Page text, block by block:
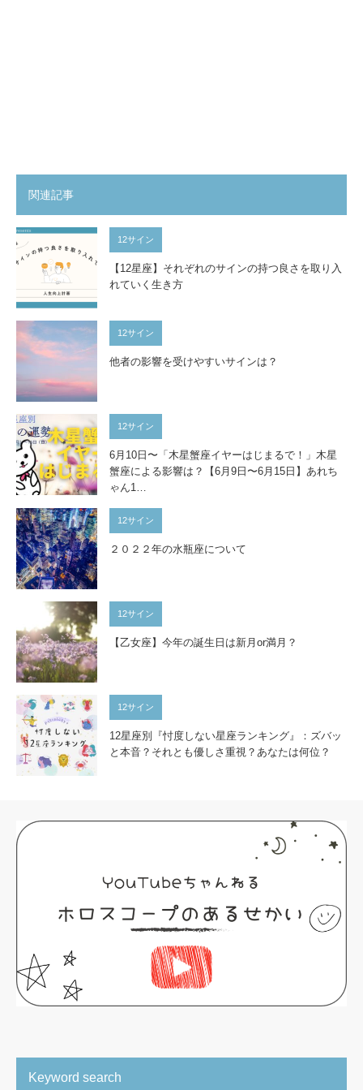
関連記事
12サイン
【12星座】それぞれのサインの持つ良さを取り入
れていく生き方
12サイン
他者の影響を受けやすいサインは？
12サイン
6月10日〜「木星蟹座イヤーはじまるで！」木星
蟹座による影響は？【6月9日〜6月15日】あれち
ゃん1…
12サイン
２０２２年の水瓶座について
12サイン
【乙女座】今年の誕生日は新月or満月？
12サイン
12星座別『忖度しない星座ランキング』：ズバッ
と本音？それとも優しさ重視？あなたは何位？
Keyword search